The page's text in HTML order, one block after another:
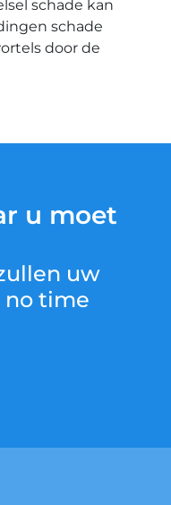
schade kan
schade
door de
u moet
uw
no time